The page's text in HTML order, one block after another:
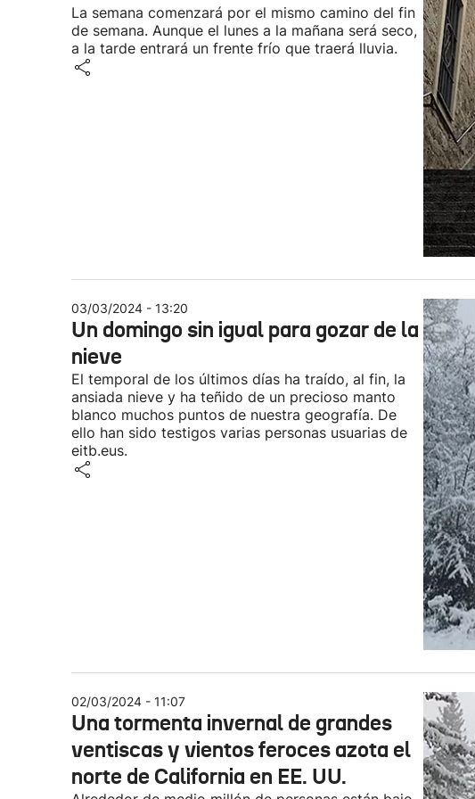
La semana comenzará por el mismo camino del fin
de semana. Aunque el lunes a la mañana será seco,
a la tarde entrará un frente frío que traerá lluvia.
03/03/2024 - 13:20
Un domingo sin igual para gozar de la
nieve
El temporal de los últimos días ha traído, al fin, la
ansiada nieve y ha teñido de un precioso manto
blanco muchos puntos de nuestra geografía. De
ello han sido testigos varias personas usuarias de
eitb.eus.
02/03/2024 - 11:07
Una tormenta invernal de grandes
ventiscas y vientos feroces azota el
norte de California en EE. UU.